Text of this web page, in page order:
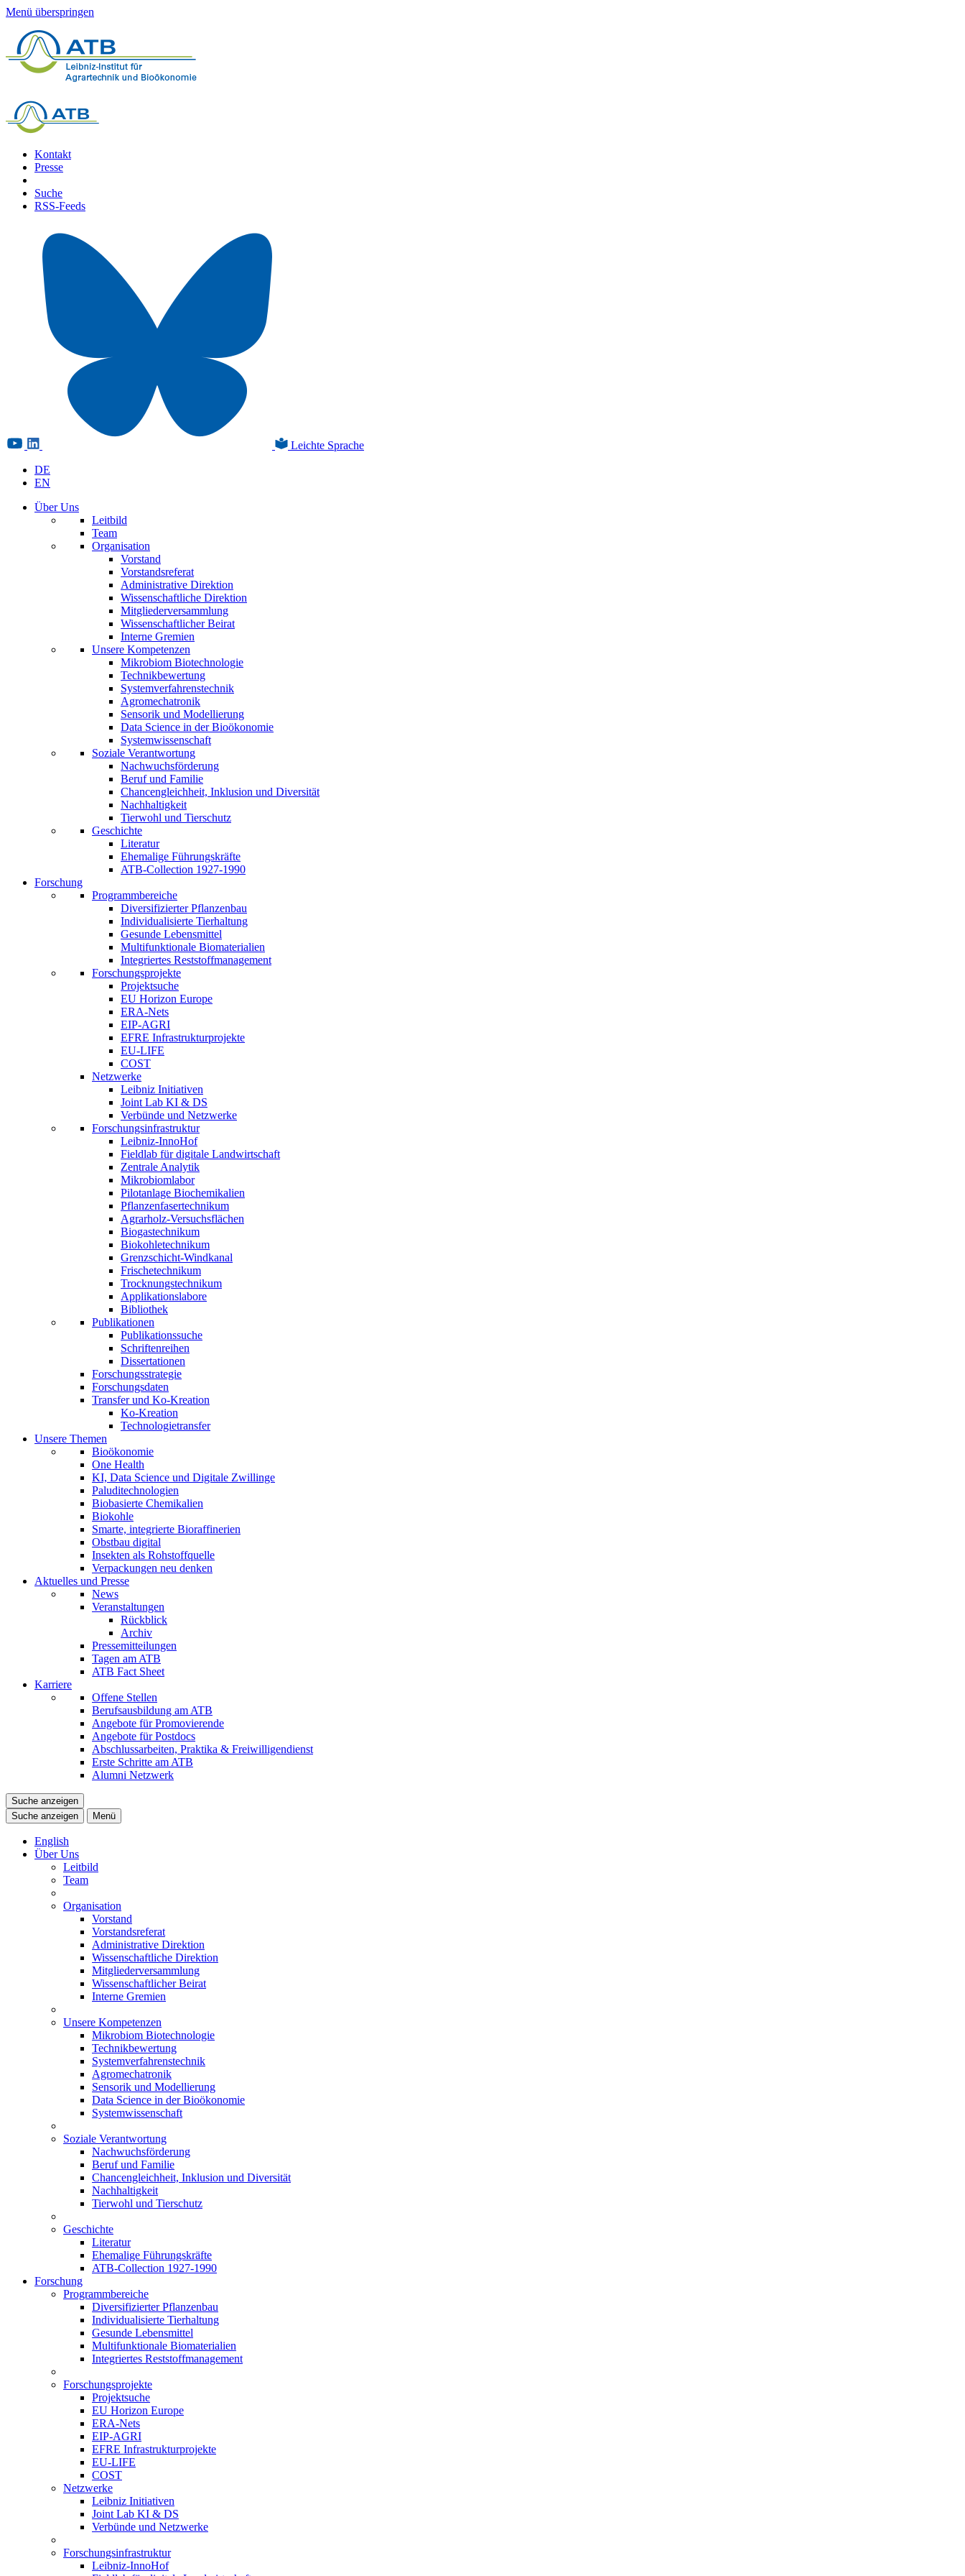
Menü überspringen
Kontakt
Presse
Suche
RSS-Feeds
Leichte Sprache
DE
EN
Über Uns
Leitbild
Team
Organisation
Vorstand
Vorstandsreferat
Administrative Direktion
Wissenschaftliche Direktion
Mitgliederversammlung
Wissenschaftlicher Beirat
Interne Gremien
Unsere Kompetenzen
Mikrobiom Biotechnologie
Technikbewertung
Systemverfahrenstechnik
Agromechatronik
Sensorik und Modellierung
Data Science in der Bioökonomie
Systemwissenschaft
Soziale Verantwortung
Nachwuchsförderung
Beruf und Familie
Chancengleichheit, Inklusion und Diversität
Nachhaltigkeit
Tierwohl und Tierschutz
Geschichte
Literatur
Ehemalige Führungskräfte
ATB-Collection 1927-1990
Forschung
Programmbereiche
Diversifizierter Pflanzenbau
Individualisierte Tierhaltung
Gesunde Lebensmittel
Multifunktionale Biomaterialien
Integriertes Reststoffmanagement
Forschungsprojekte
Projektsuche
EU Horizon Europe
ERA-Nets
EIP-AGRI
EFRE Infrastrukturprojekte
EU-LIFE
COST
Netzwerke
Leibniz Initiativen
Joint Lab KI & DS
Verbünde und Netzwerke
Forschungsinfrastruktur
Leibniz-InnoHof
Fieldlab für digitale Landwirtschaft
Zentrale Analytik
Mikrobiomlabor
Pilotanlage Biochemikalien
Pflanzenfasertechnikum
Agrarholz-Versuchsflächen
Biogastechnikum
Biokohletechnikum
Grenzschicht-Windkanal
Frischetechnikum
Trocknungstechnikum
Applikationslabore
Bibliothek
Publikationen
Publikationssuche
Schriftenreihen
Dissertationen
Forschungsstrategie
Forschungsdaten
Transfer und Ko-Kreation
Ko-Kreation
Technologietransfer
Unsere Themen
Bioökonomie
One Health
KI, Data Science und Digitale Zwillinge
Paluditechnologien
Biobasierte Chemikalien
Biokohle
Smarte, integrierte Bioraffinerien
Obstbau digital
Insekten als Rohstoffquelle
Verpackungen neu denken
Aktuelles und Presse
News
Veranstaltungen
Rückblick
Archiv
Pressemitteilungen
Tagen am ATB
ATB Fact Sheet
Karriere
Offene Stellen
Berufsausbildung am ATB
Angebote für Promovierende
Angebote für Postdocs
Abschlussarbeiten, Praktika & Freiwilligendienst
Erste Schritte am ATB
Alumni Netzwerk
Suche anzeigen
Suche anzeigen
Menü
English
Über Uns
Leitbild
Team
Organisation
Vorstand
Vorstandsreferat
Administrative Direktion
Wissenschaftliche Direktion
Mitgliederversammlung
Wissenschaftlicher Beirat
Interne Gremien
Unsere Kompetenzen
Mikrobiom Biotechnologie
Technikbewertung
Systemverfahrenstechnik
Agromechatronik
Sensorik und Modellierung
Data Science in der Bioökonomie
Systemwissenschaft
Soziale Verantwortung
Nachwuchsförderung
Beruf und Familie
Chancengleichheit, Inklusion und Diversität
Nachhaltigkeit
Tierwohl und Tierschutz
Geschichte
Literatur
Ehemalige Führungskräfte
ATB-Collection 1927-1990
Forschung
Programmbereiche
Diversifizierter Pflanzenbau
Individualisierte Tierhaltung
Gesunde Lebensmittel
Multifunktionale Biomaterialien
Integriertes Reststoffmanagement
Forschungsprojekte
Projektsuche
EU Horizon Europe
ERA-Nets
EIP-AGRI
EFRE Infrastrukturprojekte
EU-LIFE
COST
Netzwerke
Leibniz Initiativen
Joint Lab KI & DS
Verbünde und Netzwerke
Forschungsinfrastruktur
Leibniz-InnoHof